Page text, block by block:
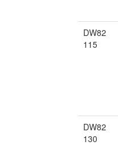
DW82
115
DW82
130